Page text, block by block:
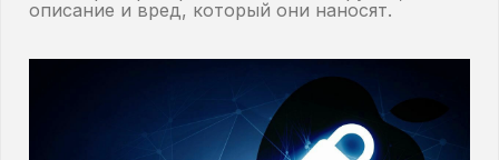
описание и вред, который они наносят.